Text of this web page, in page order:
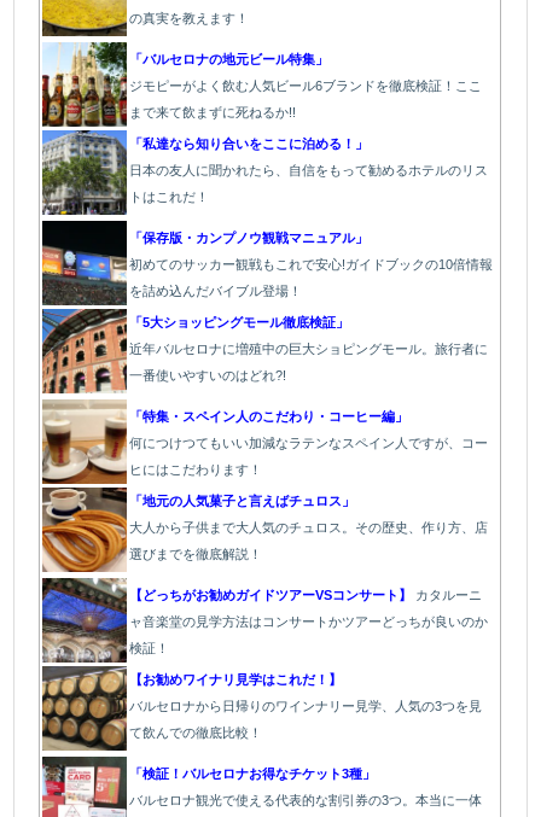
の真実を教えます！
「バルセロナの地元ビール特集」
ジモピーがよく飲む人気ビール6ブランドを徹底検証！ここ
まで来て飲まずに死ねるか!!
「私達なら知り合いをここに泊める！」
日本の友人に聞かれたら、自信をもって勧めるホテルのリス
トはこれだ！
「保存版・カンプノウ観戦マニュアル」
初めてのサッカー観戦もこれで安心!ガイドブックの10倍情報
を詰め込んだバイブル登場！
「5大ショッピングモール徹底検証」
近年バルセロナに増殖中の巨大ショピングモール。旅行者に
一番使いやすいのはどれ?!
「特集・スペイン人のこだわり・コーヒー編」
何につけつてもいい加減なラテンなスペイン人ですが、コー
ヒにはこだわります ！
「地元の人気菓子と言えばチュロス」
大人から子供まで大人気のチュロス。その歴史、作り方、店
選びまでを徹底解説！
【どっちがお勧めガイドツアーVSコンサート】 カタルーニ
ャ音楽堂の見学方法はコンサートかツアーどっちが良いのか
検証！
【お勧めワイナリ見学はこれだ！】
バルセロナから日帰りのワインナリー見学、人気の3つを見
て飲んでの徹底比較！
「検証！バルセロナお得なチケット3種」
バルセロナ観光で使える代表的な割引券の3つ。本当に一体